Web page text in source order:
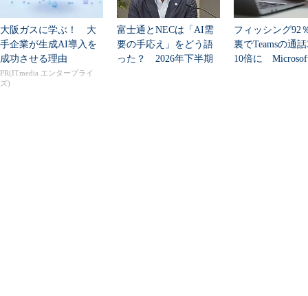
大阪ガスに学ぶ！ 大
手企業が生成AI導入を
成功させる理由
PR(ITmedia エンタープライ
ズ)
富士通とNECは「AI需
要の手応え」をどう語
った？ 2026年下半期
フィッシング92
裏でTeamsの通
10倍に